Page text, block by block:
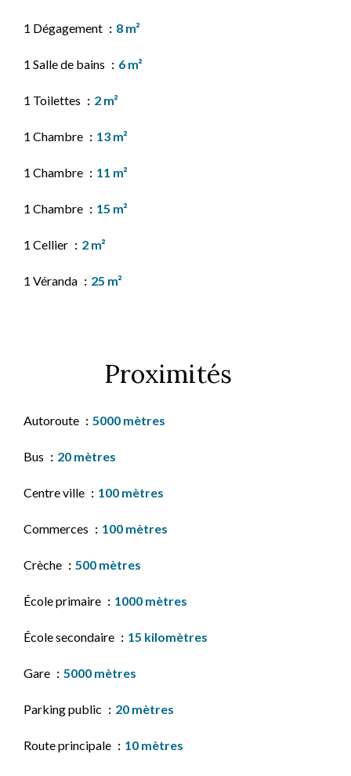
1 Dégagement 8 m²
1 Salle de bains 6 m²
1 Toilettes 2 m²
1 Chambre 13 m²
1 Chambre 11 m²
1 Chambre 15 m²
1 Cellier 2 m²
1 Véranda 25 m²
Proximités
Autoroute 5000 mètres
Bus 20 mètres
Centre ville 100 mètres
Commerces 100 mètres
Crèche 500 mètres
École primaire 1000 mètres
École secondaire 15 kilomètres
Gare 5000 mètres
Parking public 20 mètres
Route principale 10 mètres